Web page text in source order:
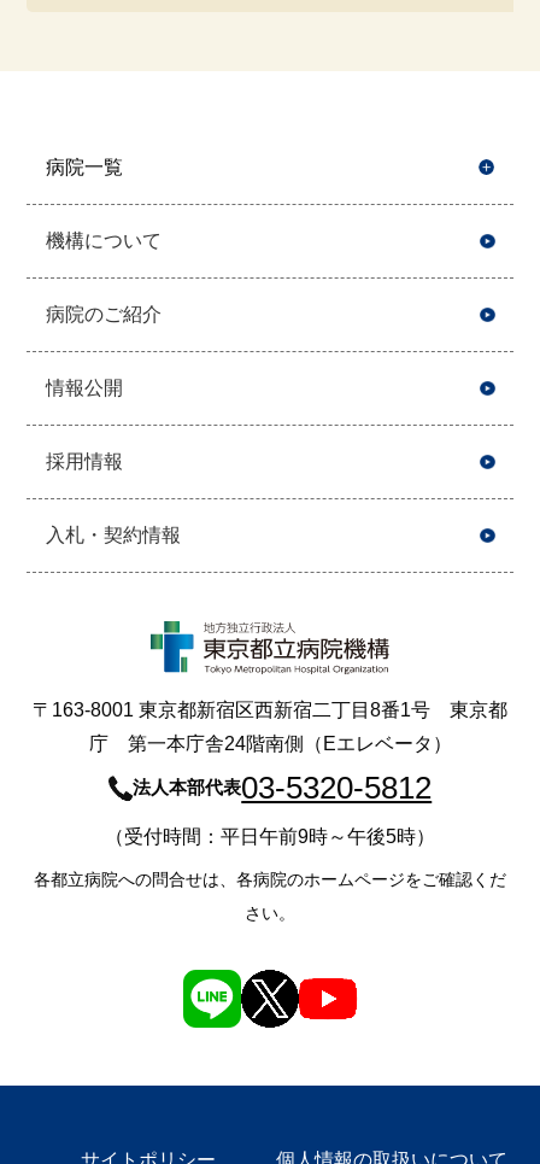
病院一覧
機構について
病院のご紹介
情報公開
採用情報
入札・契約情報
〒163-8001 東京都新宿区西新宿二丁目8番1号 東京都
庁 第一本庁舎24階南側（Eエレベータ）
法人本部代表03-5320-5812
（受付時間：平日午前9時～午後5時）
各都立病院への問合せは、各病院のホームページをご確認くだ
さい。